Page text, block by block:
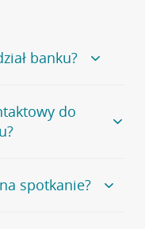
banku?
zapraszamy na
znajduje się
do
numeru
spotkanie?